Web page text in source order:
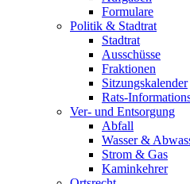
Formulare
Politik & Stadtrat
Stadtrat
Ausschüsse
Fraktionen
Sitzungskalender
Rats-
Ver- und Entsorgung
Abfall
Wasser &
Strom & Gas
Kaminkehrer